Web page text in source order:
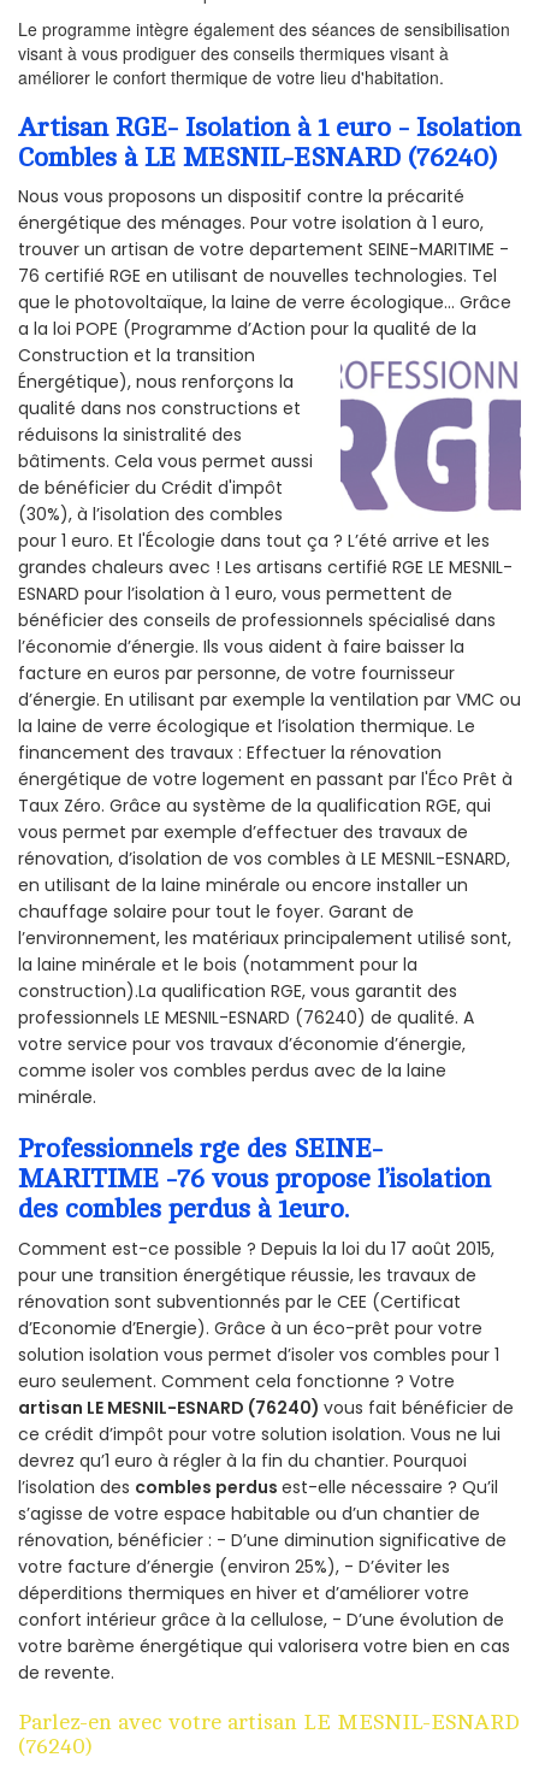
Le programme intègre également des séances de sensibilisation
visant à vous prodiguer des conseils thermiques visant à
améliorer le confort thermique de votre lieu d'habitation.
Artisan RGE- Isolation à 1 euro - Isolation
Combles à LE MESNIL-ESNARD (76240)
Nous vous proposons un dispositif contre la précarité
énergétique des ménages. Pour votre isolation à 1 euro,
trouver un artisan de votre departement SEINE-MARITIME -
76 certifié RGE en utilisant de nouvelles technologies. Tel
que le photovoltaïque, la laine de verre écologique... Grâce
a la loi POPE (Programme d’Action pour la qualité de la
Construction et la transition
Énergétique), nous renforçons la
qualité dans nos constructions et
réduisons la sinistralité des
bâtiments. Cela vous permet aussi
de bénéficier du Crédit d'impôt
(30%), à l’isolation des combles
pour 1 euro. Et l'Écologie dans tout ça ? L’été arrive et les
grandes chaleurs avec ! Les artisans certifié RGE LE MESNIL-
ESNARD pour l’isolation à 1 euro, vous permettent de
bénéficier des conseils de professionnels spécialisé dans
l’économie d’énergie. Ils vous aident à faire baisser la
facture en euros par personne, de votre fournisseur
d’énergie. En utilisant par exemple la ventilation par VMC ou
la laine de verre écologique et l’isolation thermique. Le
financement des travaux : Effectuer la rénovation
énergétique de votre logement en passant par l'Éco Prêt à
Taux Zéro. Grâce au système de la qualification RGE, qui
vous permet par exemple d’effectuer des travaux de
rénovation, d’isolation de vos combles à LE MESNIL-ESNARD,
en utilisant de la laine minérale ou encore installer un
chauffage solaire pour tout le foyer. Garant de
l’environnement, les matériaux principalement utilisé sont,
la laine minérale et le bois (notamment pour la
construction).La qualification RGE, vous garantit des
professionnels LE MESNIL-ESNARD (76240) de qualité. A
votre service pour vos travaux d’économie d’énergie,
comme isoler vos combles perdus avec de la laine
minérale.
Professionnels rge des SEINE-
MARITIME -76 vous propose l’isolation
des combles perdus à 1euro.
Comment est-ce possible ? Depuis la loi du 17 août 2015,
pour une transition énergétique réussie, les travaux de
rénovation sont subventionnés par le CEE (Certificat
d’Economie d’Energie). Grâce à un éco-prêt pour votre
solution isolation vous permet d’isoler vos combles pour 1
euro seulement. Comment cela fonctionne ? Votre
artisan LE MESNIL-ESNARD (76240) vous fait bénéficier de
ce crédit d’impôt pour votre solution isolation. Vous ne lui
devrez qu’1 euro à régler à la fin du chantier. Pourquoi
l’isolation des combles perdus est-elle nécessaire ? Qu’il
s’agisse de votre espace habitable ou d’un chantier de
rénovation, bénéficier : - D’une diminution significative de
votre facture d’énergie (environ 25%), - D’éviter les
déperditions thermiques en hiver et d’améliorer votre
confort intérieur grâce à la cellulose, - D’une évolution de
votre barème énergétique qui valorisera votre bien en cas
de revente.
Parlez-en avec votre artisan LE MESNIL-ESNARD
(76240)